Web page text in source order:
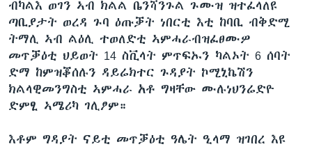
ብካልእ ወገን ኣብ ክልል ቤንሻንጉል ጉሙዝ ዝተፈላለዩ
ጣቢያታት ወረዳ ጉባ ዕጡቓት ነበርቲ እቲ ከባቢ ብቅድሚ
ትማሊ ኣብ ልዕሊ ተወለድቲ ኣምሓራብዝፈፀሙዎ
መጥቓዕቲ ህይወት 14 ስቪላት ምጥፍኡን ካልኦት 6 ሰባት
ድማ ከምዝቖሰሉን ዳይሬክተር ጉዳያት ኮሚኒኬሽን
ክልላዊመንግስቲ ኣምሓራ አቶ ግዛቸው ሙሉነህንሬድዮ
ድምፂ ኣሜሪካ ገሊፆም።
እቶም ግዳያት ናይቲ መጥቓዕቲ ዓሌት ዒላማ ዝገበረ እዩ